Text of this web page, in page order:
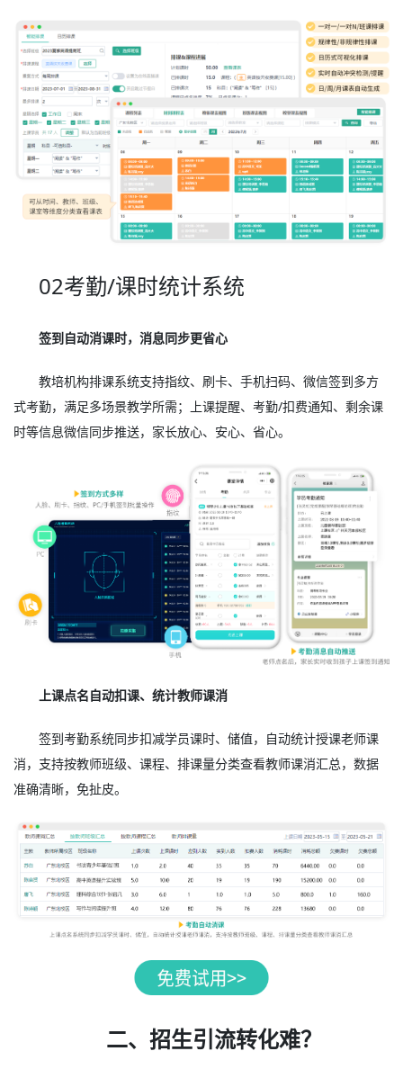
02考勤/课时统计系统
签到自动消课时，消息同步更省心
教培机构排课系统支持指纹、刷卡、手机扫码、微信签到多方
式考勤，满足多场景教学所需；上课提醒、考勤/扣费通知、剩余课
时等信息微信同步推送，家长放心、安心、省心。
上课点名自动扣课、统计教师课消
签到考勤系统同步扣减学员课时、储值，自动统计授课老师课
消，支持按教师班级、课程、排课量分类查看教师课消汇总，数据
准确清晰，免扯皮。
二、招生引流转化难？